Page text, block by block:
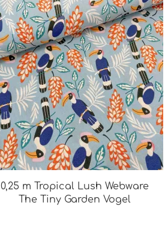
0,25 m Tropical Lush Webware
The Tiny Garden Vogel